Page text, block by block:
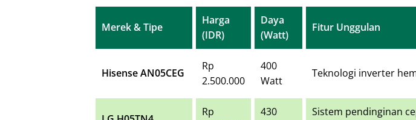
Merek & Tipe
Harga
(IDR)
Daya
(Watt)
Fitur Unggulan
Hisense AN05CEG
Rp
2.500.000
400
Watt
Teknologi inverter
Rp
430
Sistem pendinginan